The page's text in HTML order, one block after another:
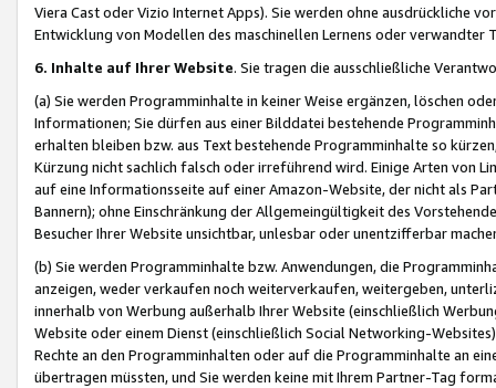
Viera Cast oder Vizio Internet Apps). Sie werden ohne ausdrückliche
Entwicklung von Modellen des maschinellen Lernens oder
6. Inhalte auf Ihrer Website. Sie tragen die ausschließliche
(a) Sie werden Programminhalte in keiner Weise ergänzen, löschen
Informationen; Sie dürfen aus einer Bilddatei bestehende
erhalten bleiben bzw. aus Text bestehende Programminhalte so
Kürzung nicht sachlich falsch oder irreführend wird. Einige Arten von
auf eine Informationsseite auf einer Amazon-Website, der nicht als
Bannern); ohne Einschränkung der Allgemeingültigkeit des
Besucher Ihrer Website unsichtbar, unlesbar oder unentzifferbar
(b) Sie werden Programminhalte bzw. Anwendungen, die
anzeigen, weder verkaufen noch weiterverkaufen, weitergeben,
innerhalb von Werbung außerhalb Ihrer Website (einschließlich
Website oder einem Dienst (einschließlich Social Networking-
Rechte an den Programminhalten oder auf die Programminhalte an
übertragen müssten, und Sie werden keine mit Ihrem Partner-Tag